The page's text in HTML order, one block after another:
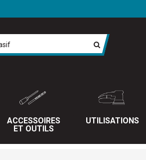
ACCESSOIRES
ET OUTILS
UTILISATIONS